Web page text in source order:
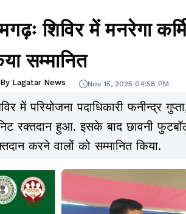
शिविर में मनरेगा
सम्मानित
By Lagatar News Nov 15, 2025 04:58 PM
में परियोजना पदाधिकारी फनीन्द्र
रक्तदान हुआ. इसके बाद छावनी
करने वालों को सम्मानित किया.